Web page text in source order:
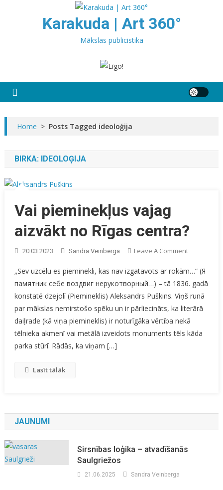
Karakuda | Art 360°
Mākslas publicistika
Home > Posts Tagged ideoloģija
BIRKA: IDEOLOĢIJA
Vai pieminekļus vajag
aizvākt no Rīgas centra?
20.03.2023 Sandra Veinberga Leave A CommentOn
Vajag
Aizvākt
No
Rīgas
Centra?
„Sev uzcēlu es pieminekli, kas nav izgatavots ar rokām…“ (Я
памятник себе воздвиг нерукотворный…) – tā 1836. gadā
konstatē dzejolī (Piemineklis) Aleksandrs Puškins. Viņš runā
par mākslas nemirstošo spēku un ir pārliecināts, ka literārā
daiļrade (kā viņa piemineklis) ir noturīgāka vērtība nekā
tēlnieka akmenī vai metālā izveidots monuments tēls kāda
parka stūrī. Rādās, ka viņam […]
Lasīt tālāk
JAUNUMI
Sirsnības loģika – atvadīšanās
Saulgriežos
21.06.2025 Sandra Veinberga